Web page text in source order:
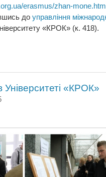
erasmus/zhan-
до управління
«КРОК» (к. 418).
«КРОК»